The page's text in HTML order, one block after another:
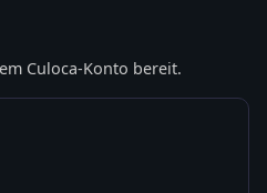
Culoca-Konto bereit.